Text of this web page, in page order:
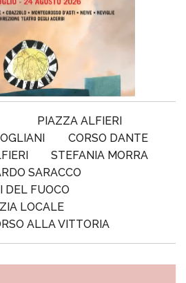
PIAZZA ALFIERI
CORSO DANTE
STEFANIA MORRA
SARACCO
DEL FUOCO
LOCALE
ALLA VITTORIA